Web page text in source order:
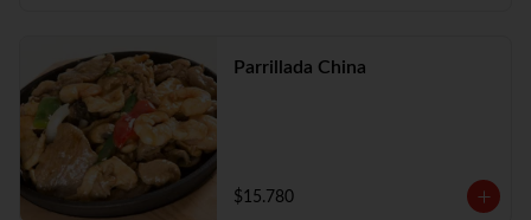
Parrillada China
$15.780